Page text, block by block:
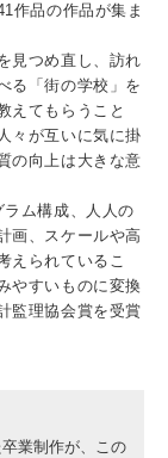
作品の作品が集ま
見つめ直し、訪れ
る「街の学校」を
えてもらうこと
々が互いに気に掛
の向上は大きな意
ム構成、人人の
画、スケールや高
えられているこ
やすいものに変換
監理協会賞を受賞
業制作が、この